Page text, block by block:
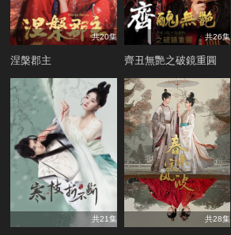
共20集
涅槃郡主
共26集
齊丑無艷之破鏡重圓
共21集 共28集